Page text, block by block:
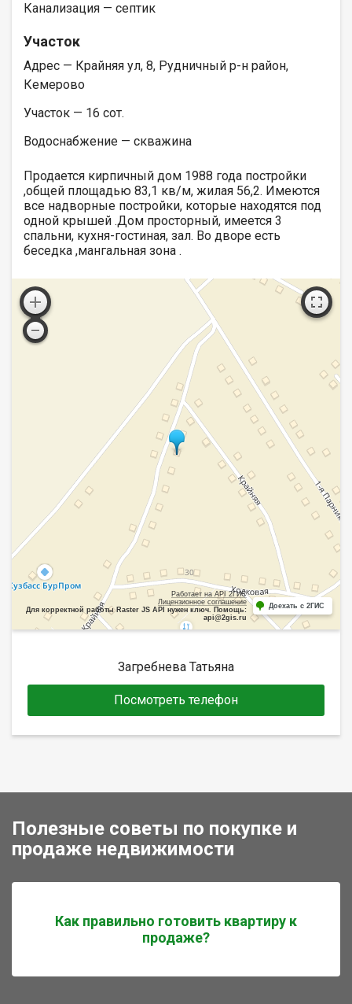
Канализация — септик
Участок
Адрес — Крайняя ул, 8, Рудничный р-н район,
Кемерово
Участок — 16 сот.
Водоснабжение — скважина
Продается кирпичный дом 1988 года постройки
,общей площадью 83,1 кв/м, жилая 56,2. Имеются
все надворные постройки, которые находятся под
одной крышей .Дом просторный, имеется 3
спальни, кухня-гостиная, зал. Во дворе есть
беседка ,мангальная зона .
Работает на API 2ГИС
Лицензионное соглашение
Для корректной работы Raster JS API нужен ключ. Помощь:
api@2gis.ru
Доехать с 2ГИС
Загребнева Татьяна
Посмотреть телефон
Полезные советы по покупке и
продаже недвижимости
Как правильно готовить квартиру к
продаже?